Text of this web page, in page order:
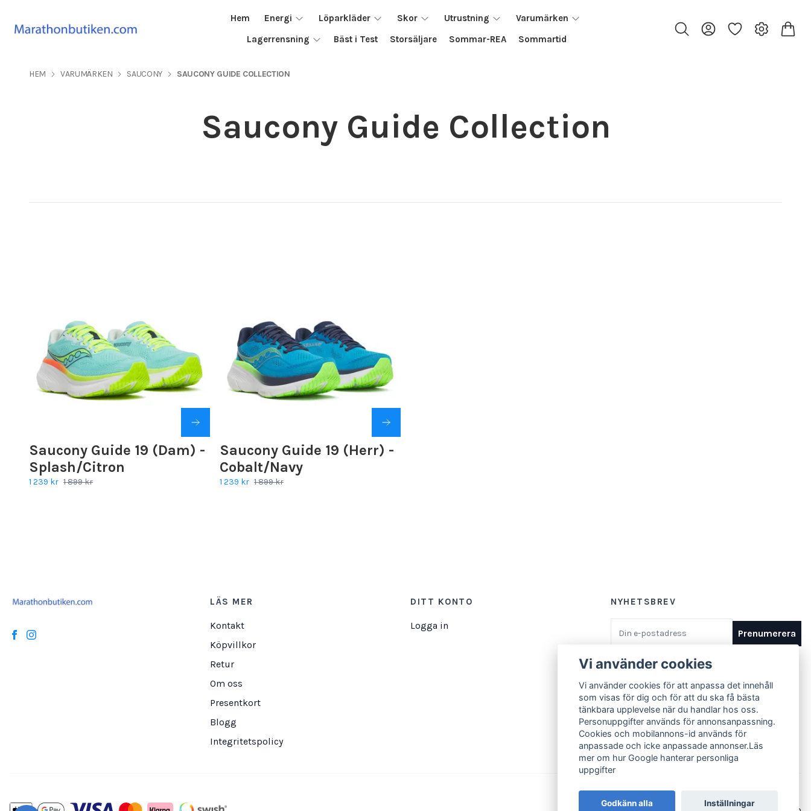
Hem Energi Löparkläder Skor Utrustning
Varumärken
Lagerrensning
Bäst i Test Storsäljare Sommar-REA Sommartid
HEM VARUMÄRKEN SAUCONY SAUCONY GUIDE COLLECTION
Saucony Guide Collection
Saucony Guide 19 (Dam) -
Splash/Citron
1 239 kr 1 899 kr
Saucony Guide 19 (Herr) -
Cobalt/Navy
1 239 kr 1 899 kr
LÄS MER
Kontakt
Köpvillkor
Retur
Om oss
Presentkort
Blogg
Integritetspolicy
DITT KONTO
Logga in
NYHETSBREV
Prenumerera
Vi använder cookies
Vi använder cookies för att anpassa det innehåll
som visas för dig och för att du ska få bästa
tänkbara upplevelse när du handlar hos oss.
Personuppgifter används för annonsanpassning.
Cookies och mobilannons-id används för
anpassade och icke anpassade annonser.Läs
mer om hur Google hanterar personliga
uppgifter
Godkänn alla Inställningar